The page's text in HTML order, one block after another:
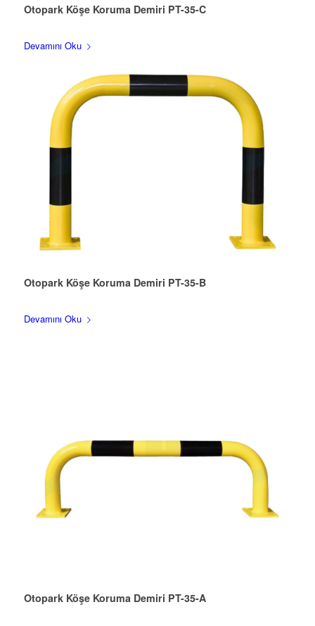
Otopark Köşe Koruma Demiri PT-35-C
Devamını Oku
Otopark Köşe Koruma Demiri PT-35-B
Devamını Oku
Otopark Köşe Koruma Demiri PT-35-A